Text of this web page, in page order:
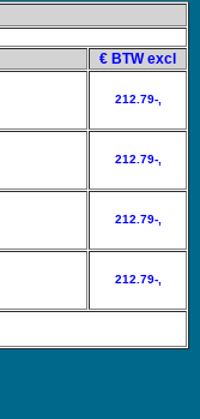
€ BTW excl
212.79-,
212.79-,
212.79-,
212.79-,